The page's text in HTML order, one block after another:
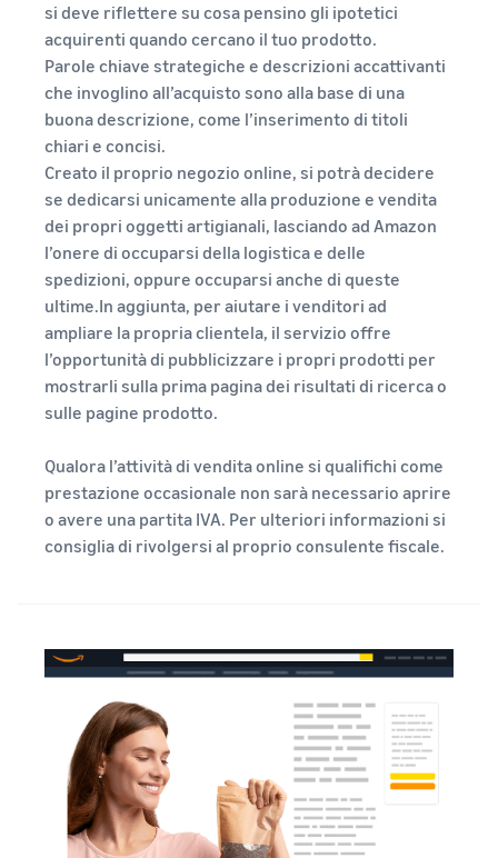
si deve riflettere su cosa pensino gli ipotetici
acquirenti quando cercano il tuo prodotto.
Parole chiave strategiche e descrizioni accattivanti
che invoglino all’acquisto sono alla base di una
buona descrizione, come l’inserimento di titoli
chiari e concisi.
Creato il proprio negozio online, si potrà decidere
se dedicarsi unicamente alla produzione e vendita
dei propri oggetti artigianali, lasciando ad Amazon
l’onere di occuparsi della logistica e delle
spedizioni, oppure occuparsi anche di queste
ultime.In aggiunta, per aiutare i venditori ad
ampliare la propria clientela, il servizio offre
l’opportunità di pubblicizzare i propri prodotti per
mostrarli sulla prima pagina dei risultati di ricerca o
sulle pagine prodotto.
Qualora l’attività di vendita online si qualifichi come
prestazione occasionale non sarà necessario aprire
o avere una partita IVA. Per ulteriori informazioni si
consiglia di rivolgersi al proprio consulente fiscale.